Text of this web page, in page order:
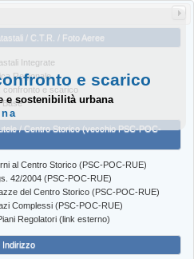
/ C.T.R. / Foto Aeree
Integrate
Regionale
confronto e scarico
Base
/ Centro Storico (vecchio PSC-POC-
al Centro Storico (PSC-POC-RUE)
42/2004 (PSC-POC-RUE)
del Centro Storico (PSC-POC-RUE)
Complessi (PSC-POC-RUE)
Regolatori (link esterno)
Indirizzo
e scarico
e sostenibilità urbana